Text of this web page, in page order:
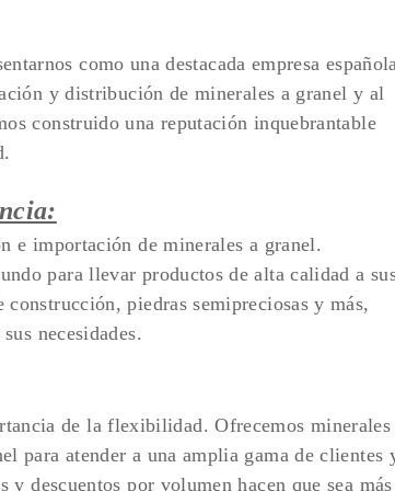
como una destacada empresa española
y distribución de minerales a granel y al
construido una reputación inquebrantable
e importación de minerales a granel.
para llevar productos de alta calidad a
piedras semipreciosas y más,
necesidades.
de la flexibilidad. Ofrecemos minerales
para atender a una amplia gama de clientes
descuentos por volumen hacen que sea más